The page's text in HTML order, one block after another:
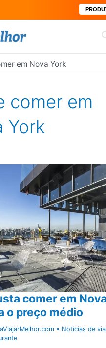
em Nova York
comer em
York
comer em Nova
o preço médio
• Notícias de